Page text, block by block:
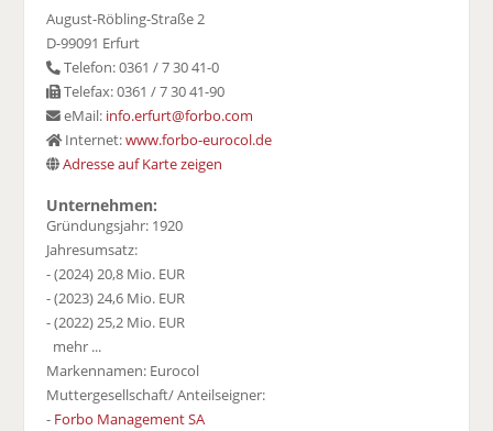
August-Röbling-Straße 2
D-99091 Erfurt
Telefon: 0361 / 7 30 41-0
Telefax: 0361 / 7 30 41-90
eMail: info.erfurt@forbo.com
Internet:www.forbo-eurocol.de
Adresse auf Karte zeigen
Unternehmen:
Gründungsjahr: 1920
Jahresumsatz:
- (2024) 20,8 Mio. EUR
- (2023) 24,6 Mio. EUR
- (2022) 25,2 Mio. EUR
mehr ...
Markennamen: Eurocol
Muttergesellschaft/ Anteilseigner:
- Forbo Management SA